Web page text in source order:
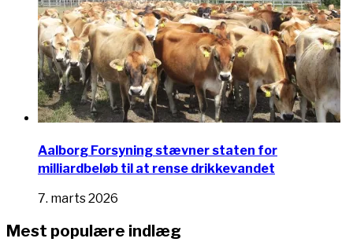
Aalborg Forsyning stævner staten for
milliardbeløb til at rense drikkevandet
7. marts 2026
Mest populære indlæg